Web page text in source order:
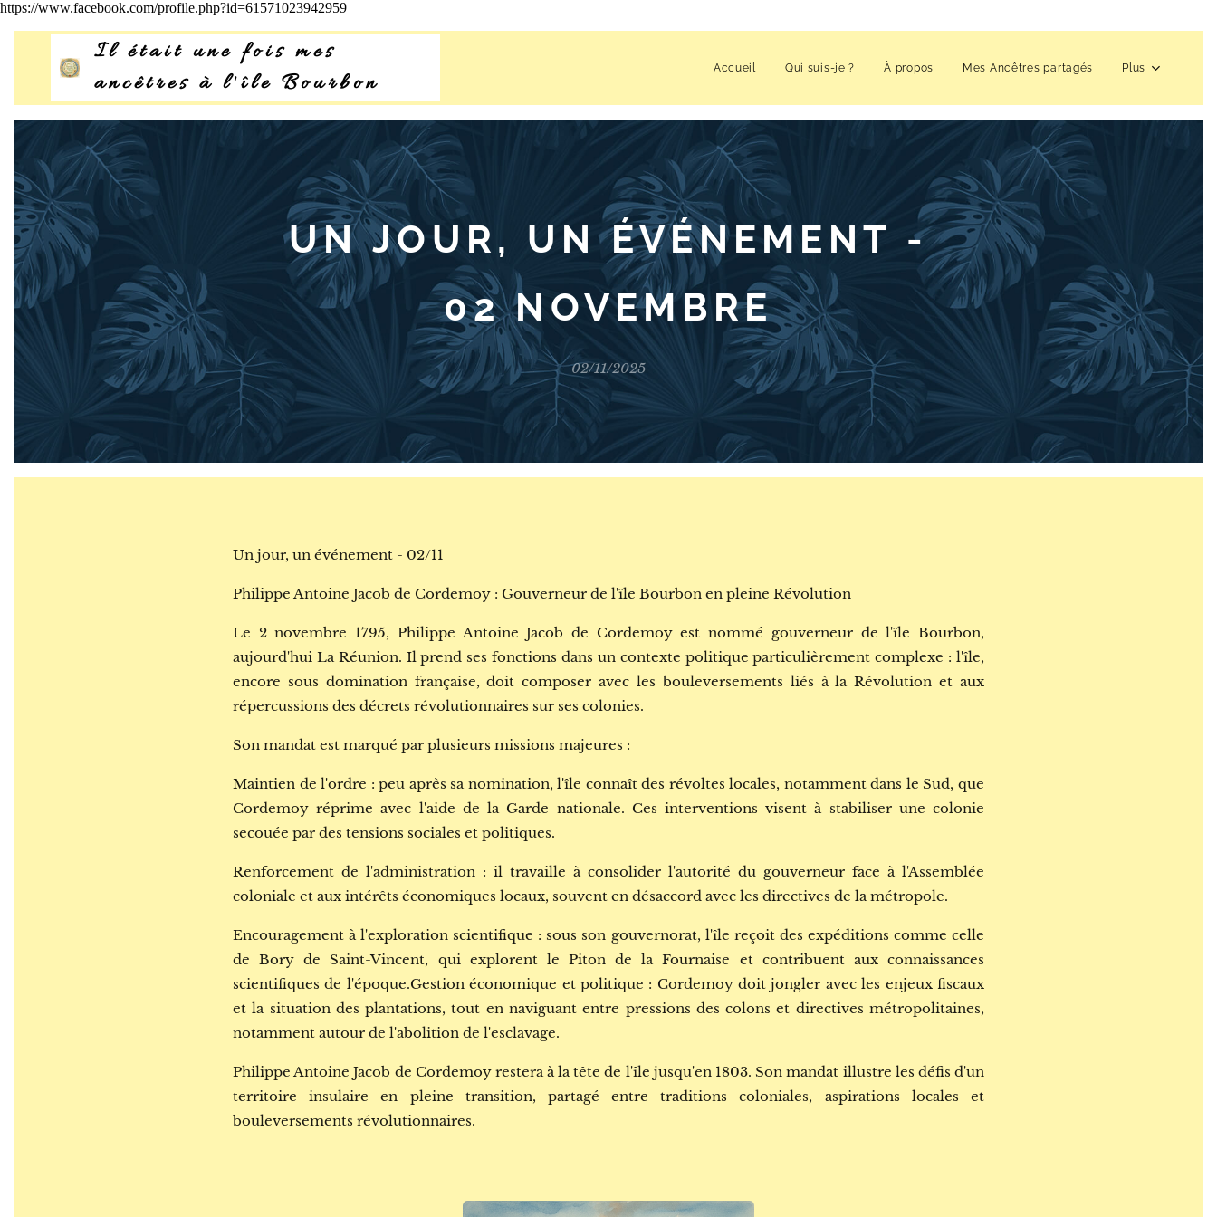
https://www.facebook.com/profile.php?id=61571023942959
Il était une fois mes
ancêtres à l'île Bourbon
Bourbon©
Accueil Qui suis-je ? À propos Mes Ancêtres partagés Plus
UN JOUR, UN ÉVÉNEMENT -
02 NOVEMBRE
02/11/2025
Un jour, un événement - 02/11
Philippe Antoine Jacob de Cordemoy : Gouverneur de l'île Bourbon en pleine Révolution
Le 2 novembre 1795, Philippe Antoine Jacob de Cordemoy est nommé gouverneur de l'île Bourbon,
aujourd'hui La Réunion. Il prend ses fonctions dans un contexte politique particulièrement complexe : l'île,
encore sous domination française, doit composer avec les bouleversements liés à la Révolution et aux
répercussions des décrets révolutionnaires sur ses colonies.
Son mandat est marqué par plusieurs missions majeures :
Maintien de l'ordre : peu après sa nomination, l'île connaît des révoltes locales, notamment dans le Sud, que
Cordemoy réprime avec l'aide de la Garde nationale. Ces interventions visent à stabiliser une colonie
secouée par des tensions sociales et politiques.
Renforcement de l'administration : il travaille à consolider l'autorité du gouverneur face à l'Assemblée
coloniale et aux intérêts économiques locaux, souvent en désaccord avec les directives de la métropole.
Encouragement à l'exploration scientifique : sous son gouvernorat, l'île reçoit des expéditions comme celle
de Bory de Saint-Vincent, qui explorent le Piton de la Fournaise et contribuent aux connaissances
scientifiques de l'époque.Gestion économique et politique : Cordemoy doit jongler avec les enjeux fiscaux
et la situation des plantations, tout en naviguant entre pressions des colons et directives métropolitaines,
notamment autour de l'abolition de l'esclavage.
Philippe Antoine Jacob de Cordemoy restera à la tête de l'île jusqu'en 1803. Son mandat illustre les défis d'un
territoire insulaire en pleine transition, partagé entre traditions coloniales, aspirations locales et
bouleversements révolutionnaires.